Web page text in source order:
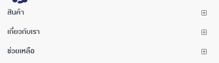
สินค้า
เกี่ยวกับเรา
ช่วยเหลือ